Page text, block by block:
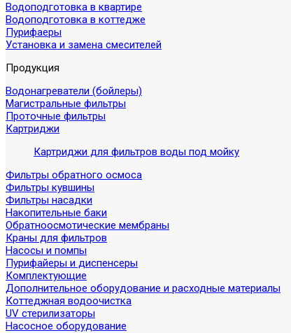
Водоподготовка в квартире
Водоподготовка в коттедже
Пурифаеры
Установка и замена смесителей
Продукция
Водонагреватели (бойлеры)
Магистральные фильтры
Проточные фильтры
Картриджи
Картриджи для фильтров воды под мойку
Фильтры обратного осмоса
Фильтры кувшины
Фильтры насадки
Накопительные баки
Обратноосмотические мембраны
Краны для фильтров
Насосы и помпы
Пурифайеры и диспенсеры
Комплектующие
Дополнительное оборудование и расходные материалы
Коттеджная водоочистка
UV стерилизаторы
Насосное оборудование